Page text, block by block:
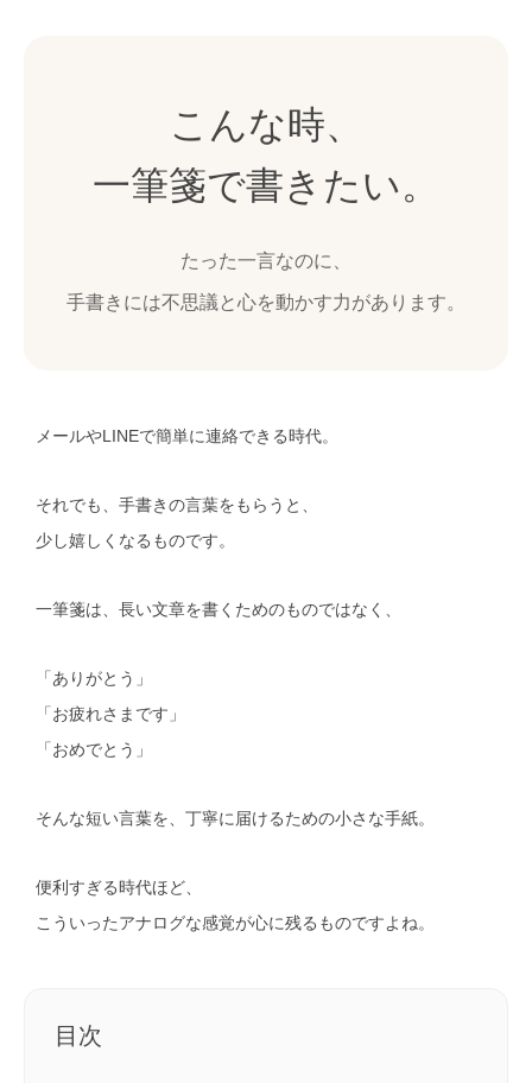
こんな時、
一筆箋で書きたい。
たった一言なのに、
手書きには不思議と心を動かす力があります。
メールやLINEで簡単に連絡できる時代。
それでも、手書きの言葉をもらうと、
少し嬉しくなるものです。
一筆箋は、長い文章を書くためのものではなく、
「ありがとう」
「お疲れさまです」
「おめでとう」
そんな短い言葉を、丁寧に届けるための小さな手紙。
便利すぎる時代ほど、
こういったアナログな感覚が心に残るものですよね。
目次